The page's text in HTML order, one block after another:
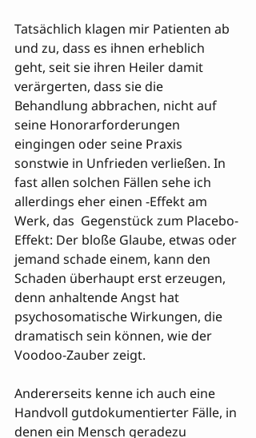
Tatsächlich klagen mir Patienten ab
und zu, dass es ihnen erheblich
geht, seit sie ihren Heiler damit
verärgerten, dass sie die
Behandlung abbrachen, nicht auf
seine Honorarforderungen
eingingen oder seine Praxis
sonstwie in Unfrieden verließen. In
fast allen solchen Fällen sehe ich
allerdings eher einen -Effekt am
Werk, das  Gegenstück zum Placebo-
Effekt: Der bloße Glaube, etwas oder
jemand schade einem, kann den
Schaden überhaupt erst erzeugen,
denn anhaltende Angst hat
psychosomatische Wirkungen, die
dramatisch sein können, wie der
Voodoo-Zauber zeigt.
Andererseits kenne ich auch eine
Handvoll gutdokumentierter Fälle, in
denen ein Mensch geradezu